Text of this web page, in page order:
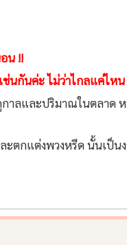
น !!
ช่นกันค่ะ ไม่ว่าไกลแค่ไหน
ลและปริมาณในตลาด
ะตกแต่งพวงหรีด นั้นเป็